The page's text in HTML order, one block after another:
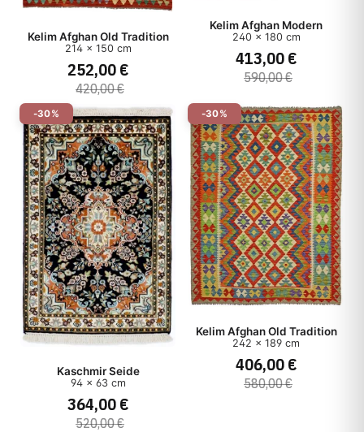
Kelim Afghan Old Tradition
214 x 150 cm
252,00 €
420,00 €
Kelim Afghan Modern
240 x 180 cm
413,00 €
590,00 €
-30%
Kaschmir Seide
94 x 63 cm
364,00 €
520,00 €
-30%
Kelim Afghan Old Tradition
242 x 189 cm
406,00 €
580,00 €